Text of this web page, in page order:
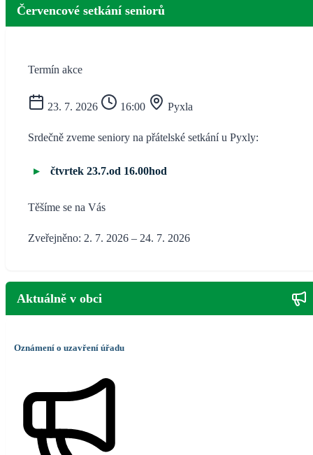
Červencové setkání seniorů
Termín akce
23. 7. 2026 16:00 Pyxla
Srdečně zveme seniory na přátelské setkání u Pyxly:
čtvrtek 23.7.od 16.00hod
Těšíme se na Vás
Zveřejněno: 2. 7. 2026 – 24. 7. 2026
Aktuálně v obci
Oznámení o uzavření úřadu